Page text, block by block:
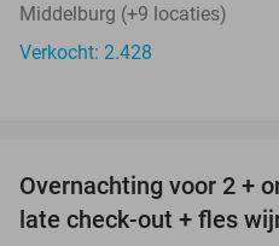
Middelburg (+9 locaties)
Verkocht: 2.428
Overnachting voor 2 +
late check-out + fles